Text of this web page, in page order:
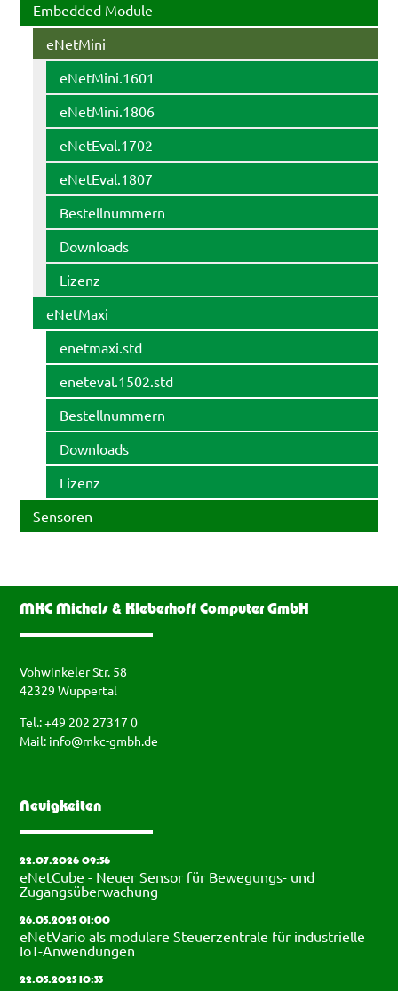
Embedded Module
eNetMini
eNetMini.1601
eNetMini.1806
eNetEval.1702
eNetEval.1807
Bestellnummern
Downloads
Lizenz
eNetMaxi
enetmaxi.std
eneteval.1502.std
Bestellnummern
Downloads
Lizenz
Sensoren
MKC Michels & Kleberhoff Computer GmbH
Vohwinkeler Str. 58
42329 Wuppertal
Tel.: +49 202 27317 0
Mail: info@mkc-gmbh.de
Neuigkeiten
22.07.2026 09:56
eNetCube - Neuer Sensor für Bewegungs- und
Zugangsüberwachung
26.05.2025 01:00
eNetVario als modulare Steuerzentrale für industrielle
IoT-Anwendungen
22.05.2025 10:33